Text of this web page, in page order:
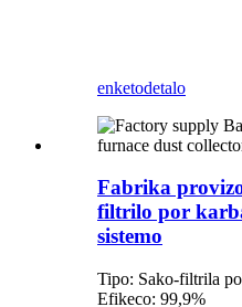
enketodetalo
Fabrika
filtrilo por
sistemo
Tipo: Sako-filtrila
Efikeco: 99,9%